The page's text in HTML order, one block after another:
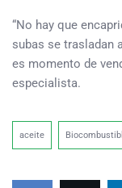
“No hay que
subas se trasladan
es momento de
especialista.
aceite